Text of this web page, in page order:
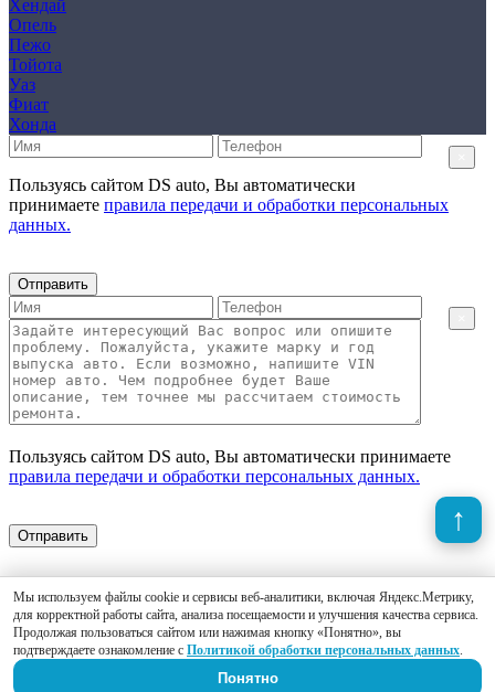
Хендай
Опель
Пежо
Тойота
Уаз
Фиат
Хонда
Мы используем файлы cookie и сервисы веб-аналитики, включая Яндекс.Метрику,
для корректной работы сайта, анализа посещаемости и улучшения качества сервиса.
Продолжая пользоваться сайтом или нажимая кнопку «Понятно», вы
подтверждаете ознакомление с Политикой обработки персональных данных.
Понятно
Пользуясь сайтом DS auto, Вы автоматически
принимаете правила передачи и обработки персональных
данных.
Отправить
Пользуясь сайтом DS auto, Вы автоматически принимаете
правила передачи и обработки персональных данных.
Отправить